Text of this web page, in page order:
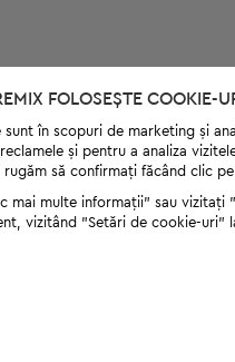
FOLOSEȘTE COOKIE-
în scopuri de marketing și
și pentru a analiza
să confirmați făcând clic
mai multe informații" sau
vizitând "Setări de cookie-uri"